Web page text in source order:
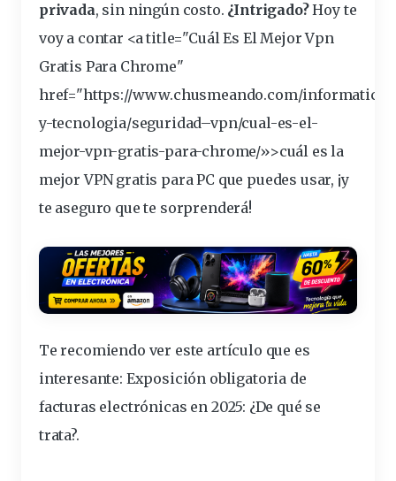
privada, sin ningún costo. ¿Intrigado?Hoy te
voy a contar <a title="Cuál Es El Mejor Vpn
Gratis Para Chrome"
href="https://www.chusmeando.com/informatica-
y-tecnologia/seguridad–vpn/cual-es-el-
mejor-vpn-gratis-para-chrome/»>cuál es la
mejor VPN gratis para PC que puedes usar, ¡y
te aseguro que te sorprenderá!
Te recomiendo ver este artículo que es
interesante: Exposición obligatoria de
facturas electrónicas en 2025: ¿De qué se
trata?.